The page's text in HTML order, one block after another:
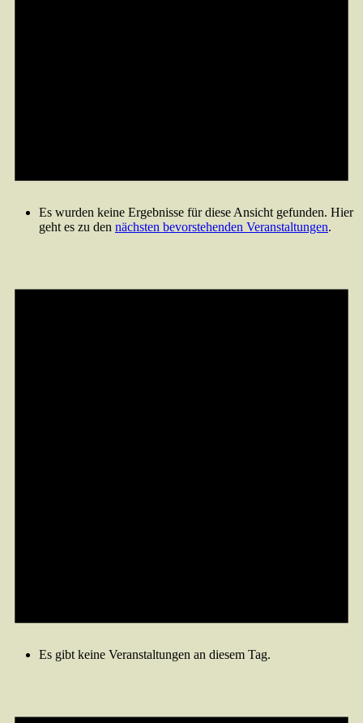
Es wurden keine Ergebnisse für diese Ansicht gefunden. Hier
geht es zu den nächsten bevorstehenden Veranstaltungen.
Es gibt keine Veranstaltungen an diesem Tag.